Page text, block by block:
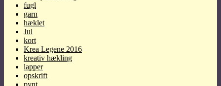
fugl
garn
hæklet
Jul
kort
Krea Legene 2016
kreativ hækling
lapper
opskrift